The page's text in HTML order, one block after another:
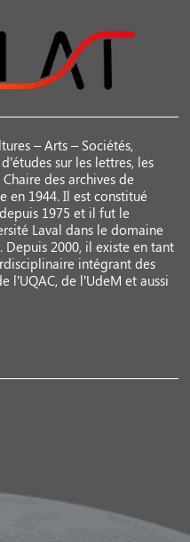
– Arts – Sociétés,
sur les lettres, les
des archives de
en 1944. Il est constitué
1975 et il fut le
Laval dans le domaine
Depuis 2000, il existe en tant
intégrant des
l’UQAC, de l’UdeM et aussi